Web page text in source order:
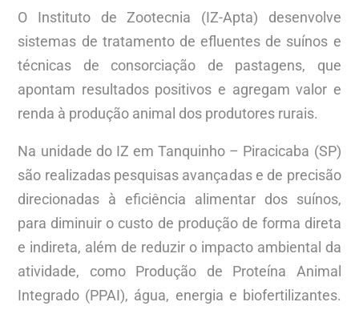
O Instituto de Zootecnia (IZ-Apta) desenvolve
sistemas de tratamento de efluentes de suínos e
técnicas de consorciação de pastagens, que
apontam resultados positivos e agregam valor e
renda à produção animal dos produtores rurais.
Na unidade do IZ em Tanquinho – Piracicaba (SP)
são realizadas pesquisas avançadas e de precisão
direcionadas à eficiência alimentar dos suínos,
para diminuir o custo de produção de forma direta
e indireta, além de reduzir o impacto ambiental da
atividade, como Produção de Proteína Animal
Integrado (PPAI), água, energia e biofertilizantes.